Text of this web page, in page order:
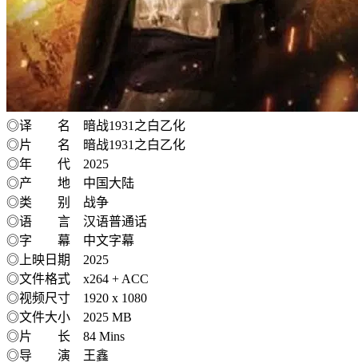
◎译 名 暗战1931之白乙化
◎片 名 暗战1931之白乙化
◎年 代 2025
◎产 地 中国大陆
◎类 别 战争
◎语 言 汉语普通话
◎字 幕 中文字幕
◎上映日期 2025
◎文件格式 x264 + ACC
◎视频尺寸 1920 x 1080
◎文件大小 2025 MB
◎片 长 84 Mins
◎导 演 王鑫